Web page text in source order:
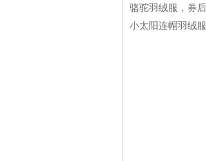
骆驼羽绒服，券
小太阳连帽羽绒